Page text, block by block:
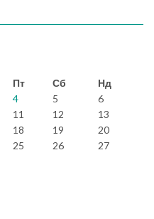
Пт Сб
Нд
4 5
6
11 12
13
18 19
20
25 26
27